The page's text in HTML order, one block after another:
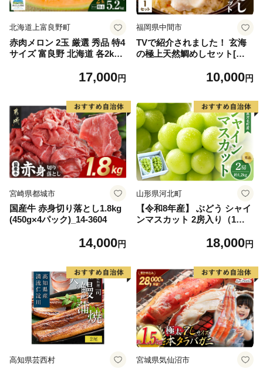
北海道上富良野町
赤肉メロン 2玉 厳選 秀品 特4
サイズ 富良野 北海道 各2kg
富良野 メロン めろん 果物 く
17,000円
福岡県中間市
TVで紹介されました！ 玄海
の極上天然鯛めしセット[鯛
だし]【010-0001】10,000円
宮崎県都城市
国産牛 赤身切り落とし1.8kg
(450g×4パック)_14-3604
14,000円
山形県河北町
【令和8年産】 ぶどう シャイ
ンマスカット 2房入り（1房6
産【山形eLab】 ka074-023-r
18,000円
高知県芸西村 宮城県気仙沼市